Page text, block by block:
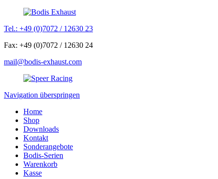
Tel.: +49 (0)7072 / 12630 23
Fax: +49 (0)7072 / 12630 24
mail@bodis-exhaust.com
Navigation überspringen
Home
Shop
Downloads
Kontakt
Sonderangebote
Bodis-Serien
Warenkorb
Kasse